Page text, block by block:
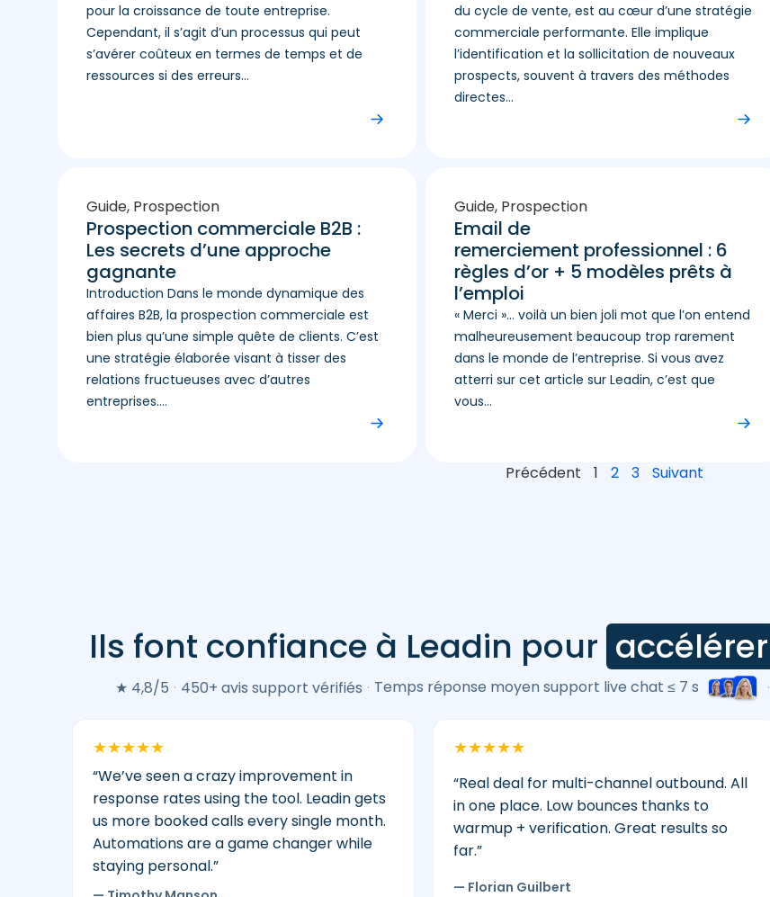
pour la croissance de toute entreprise.
Cependant, il s’agit d’un processus qui peut
s’avérer coûteux en termes de temps et de
ressources si des erreurs...
du cycle de vente, est au cœur d’une stratégie
commerciale performante. Elle implique
l’identification et la sollicitation de nouveaux
prospects, souvent à travers des méthodes
directes...
Guide, Prospection
Prospection commerciale B2B :
Les secrets d’une approche
gagnante
Introduction Dans le monde dynamique des
affaires B2B, la prospection commerciale est
bien plus qu’une simple quête de clients. C’est
une stratégie élaborée visant à tisser des
relations fructueuses avec d’autres
entreprises....
Guide, Prospection
Email de
remerciement professionnel : 6
règles d’or + 5 modèles prêts à
l’emploi
« Merci »… voilà un bien joli mot que l’on entend
malheureusement beaucoup trop rarement
dans le monde de l’entreprise. Si vous avez
atterri sur cet article sur Leadin, c’est que
vous...
Précédent 1 2 3 Suivant
Avis
clients
Trustpilot)
4,8/5
450+
avis
Ils font confiance à Leadin pour accélérer
★ 4,8/5 · 450+ avis support vérifiés · Temps réponse moyen support live chat ≤ 7 s ·
★★★★★
“We’ve seen a crazy improvement in
response rates using the tool. Leadin gets
us more booked calls every single month.
Automations are a game changer while
staying personal.”
★★★★★
“Real deal for multi-channel outbound. All
in one place. Low bounces thanks to
warmup + verification. Great results so
far.”
— Florian Guilbert